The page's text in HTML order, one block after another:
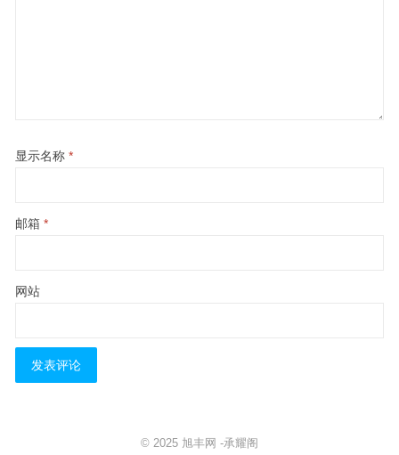
显示名称 *
邮箱 *
网站
© 2025 旭丰网 -承耀阁